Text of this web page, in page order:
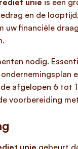
unie is een
en de
uw financiële
nodig.
afgelopen 6 tot
voorbereiding
unie gebeurt